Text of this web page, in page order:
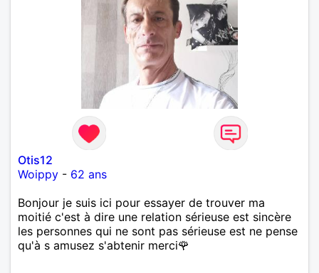
Otis12
Woippy - 62 ans
Bonjour je suis ici pour essayer de trouver ma
moitié c'est à dire une relation sérieuse est sincère
les personnes qui ne sont pas sérieuse est ne pense
qu'à s amusez s'abtenir merci🌹